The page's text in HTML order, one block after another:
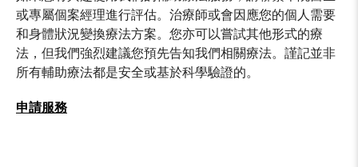
或專屬個案經理進行評估。治療師或會因應您的個人需要
和身體狀況變換療法方案。您亦可以嘗試其他形式的療
法，但我們強烈建議您預先告知我們相關療法。謹記並非
所有輔助療法都是安全或基於科學驗證的。
申請服務